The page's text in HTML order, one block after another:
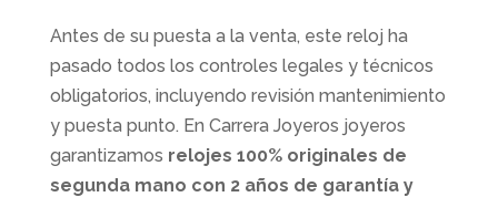
Antes de su puesta a la venta, este reloj ha
pasado todos los controles legales y técnicos
obligatorios, incluyendo revisión mantenimiento
y puesta punto. En Carrera Joyeros joyeros
garantizamos relojes 100% originales de
segunda mano con 2 años de garantía y